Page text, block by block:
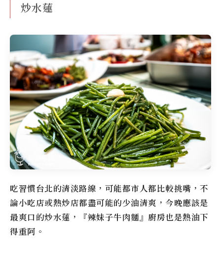
炒水蓮
吃習慣台北的清淡路線，可能都市人都比較挑嘴，不
論小吃店或熱炒店都盡可能的少油清爽，今晚應該是
最爽口的炒水蓮，『辣妹子牛肉麵』廚房也是熱油下
得重阿。